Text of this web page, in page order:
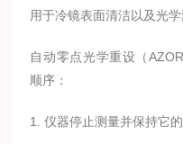
用于冷镜表面清洁以及光学
自动零点光学重设（
顺序：
1. 仪器停止测量并保持它的